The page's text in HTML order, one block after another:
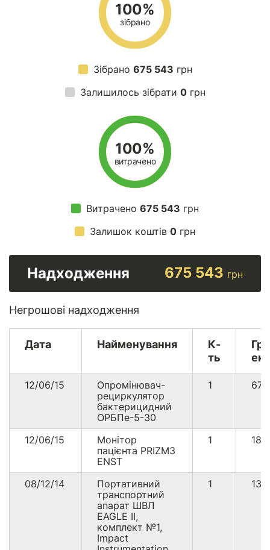
100%
зібрано
Зібрано 675 543 грн
Залишилось зібрати 0грн
100%
витрачено
Витрачено 675 543 грн
Залишок коштів 0 грн
Надходження 675 543 грн
Негрошові надходження
Дата Найменування
К-
ть
12/06/15
Опромінювач-
рециркулятор
бактерицидний
ОРБПе-5-30
1
12/06/15
Монітор
пацієнта PRIZM3
ENST
1
08/12/14
Портативний
транспортний
апарат ШВЛ
EAGLE II,
комплект №1,
Impact
1